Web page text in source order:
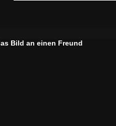
Bild an einen Freund